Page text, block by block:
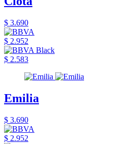
$ 3.690
$ 2.952
$ 2.583
Emilia
$ 3.690
$ 2.952